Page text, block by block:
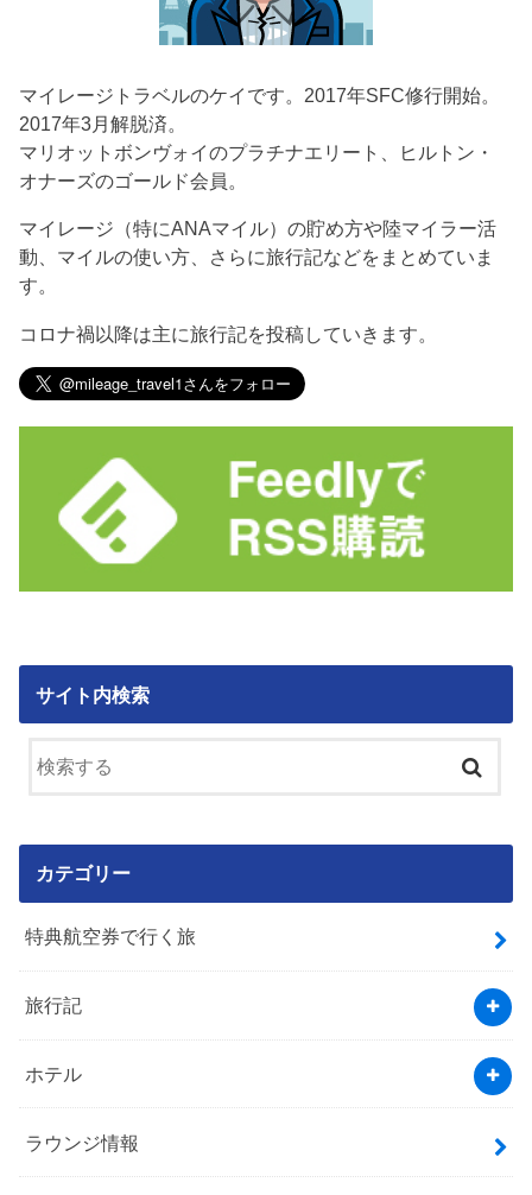
マイレージトラベルのケイです。2017年SFC修行開始。
2017年3月解脱済。
マリオットボンヴォイのプラチナエリート、ヒルトン・
オナーズのゴールド会員。
マイレージ（特にANAマイル）の貯め方や陸マイラー活
動、マイルの使い方、さらに旅行記などをまとめていま
す。
コロナ禍以降は主に旅行記を投稿していきます。
サイト内検索
カテゴリー
特典航空券で行く旅
旅行記
ホテル
ラウンジ情報